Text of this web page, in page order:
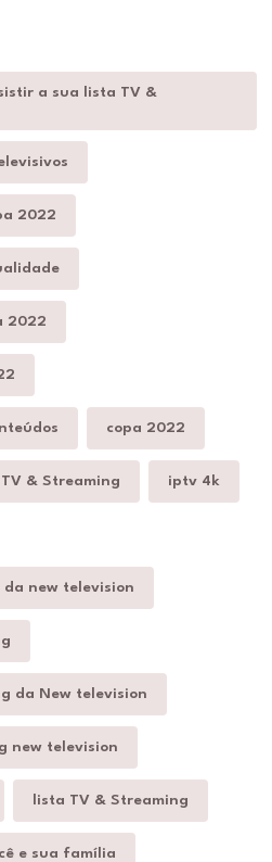
a sua lista TV &
2022
2022
copa 2022
& Streaming iptv 4k
da new television
da New television
new television
lista TV & Streaming
e sua família